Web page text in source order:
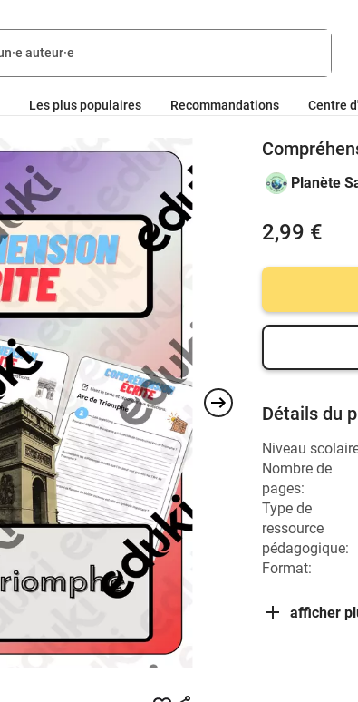
Les plus populaires Recommandations Centre
Planète
2,99 €
Détails du
Niveau
Nombre de
pages:
Type de
ressource
pédagogique:
Format:
afficher